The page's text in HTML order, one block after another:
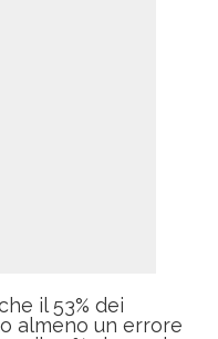
il 53% dei
almeno un errore